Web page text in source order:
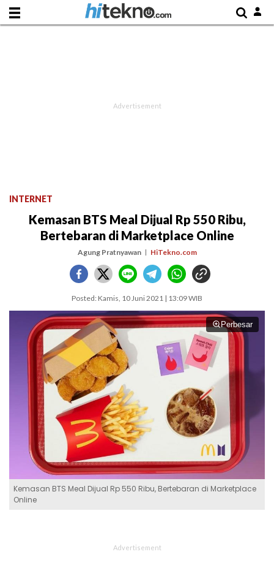
INTERNET
Kemasan BTS Meal Dijual Rp 550 Ribu,
Bertebaran di Marketplace Online
Agung Pratnyawan HiTekno.com
Posted: Kamis, 10 Juni 2021 | 13:09 WIB
Perbesar
Kemasan BTS Meal Dijual Rp 550 Ribu, Bertebaran di Marketplace
Online